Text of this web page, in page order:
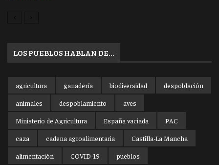
LOS PUEBLOS HABLAN DE…
agricultura ganadería biodiversidad
despoblación
animales
despoblamiento
aves
Ministerio de Agricultura
España vaciada
PAC
caza
cadena agroalimentaria
Castilla-La Mancha
alimentación
COVID-19 pueblos